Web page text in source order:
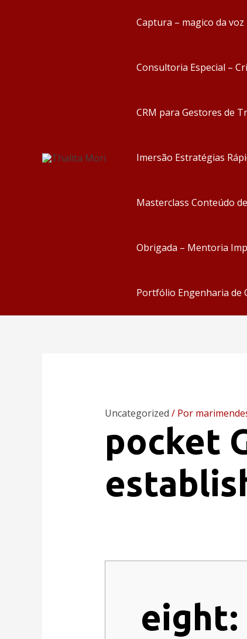
Captura – magico da voz
Consultoria Especial –
CRM para Gestores de
Imersão Estratégias
Masterclass Conteúdo
Obrigada – Mentoria
Portfólio Engenharia de
Uncategorized / Por
‎‎pocket
eight: